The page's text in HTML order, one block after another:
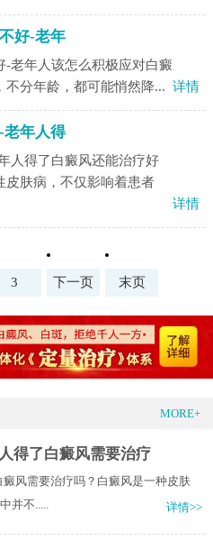
好-老年
-老年人该怎么积极应对白癜
不分年龄，都可能悄然降... 详情
老年人得
人得了白癜风还能治疗好
皮肤病，不仅影响着患者
详情
3 下一页 末页
MORE+
得了白癜风需要治疗
风需要治疗吗？白癜风是一种皮肤
并不.....
详情>>